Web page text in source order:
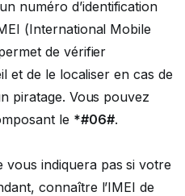
numéro d’identification
(International Mobile
de vérifier
et de le localiser en cas de
piratage. Vous pouvez
le *#06#.
vous indiquera pas si votre
connaître l’IMEI de